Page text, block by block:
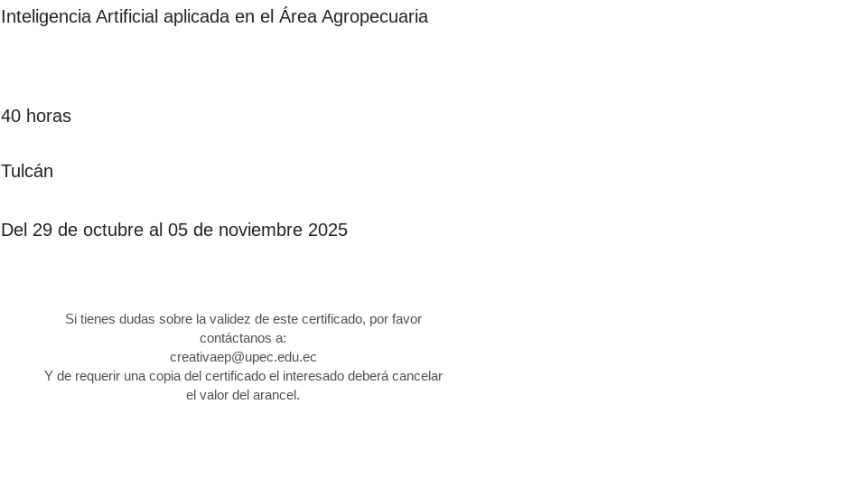
Inteligencia Artificial aplicada en el Área Agropecuaria
40 horas
Tulcán
Del 29 de octubre al 05 de noviembre 2025
Si tienes dudas sobre la validez de este certificado, por favor
contáctanos a:
creativaep@upec.edu.ec
Y de requerir una copia del certificado el interesado deberá cancelar
el valor del arancel.